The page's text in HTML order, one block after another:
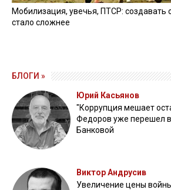
Мобилизация, увечья, ПТСР: создавать
стало сложнее
БЛОГИ »
Юрий Касьянов
"Коррупция мешает
Федоров уже перешел
Банковой
Виктор Андрусив
Увеличение цены